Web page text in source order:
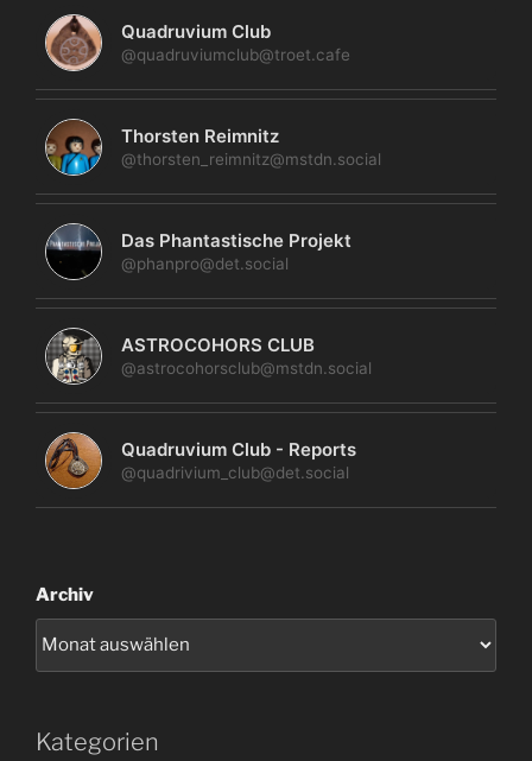
Quadruvium Club
@quadruviumclub@troet.cafe
Thorsten Reimnitz
@thorsten_reimnitz@mstdn.social
Das Phantastische Projekt
@phanpro@det.social
ASTROCOHORS CLUB
@astrocohorsclub@mstdn.social
Quadruvium Club - Reports
@quadrivium_club@det.social
Archiv
Kategorien